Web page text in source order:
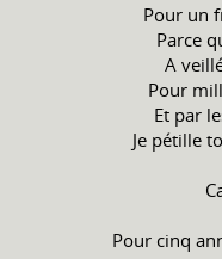
Pour un
Parce
A
Pour
Et par
Je pétille
Pour cinq